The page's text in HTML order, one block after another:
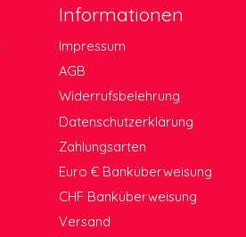
Informationen
Impressum
AGB
Widerrufsbelehrung
Datenschutzerklärung
Zahlungsarten
Euro € Banküberweisung
CHF Banküberweisung
Versand